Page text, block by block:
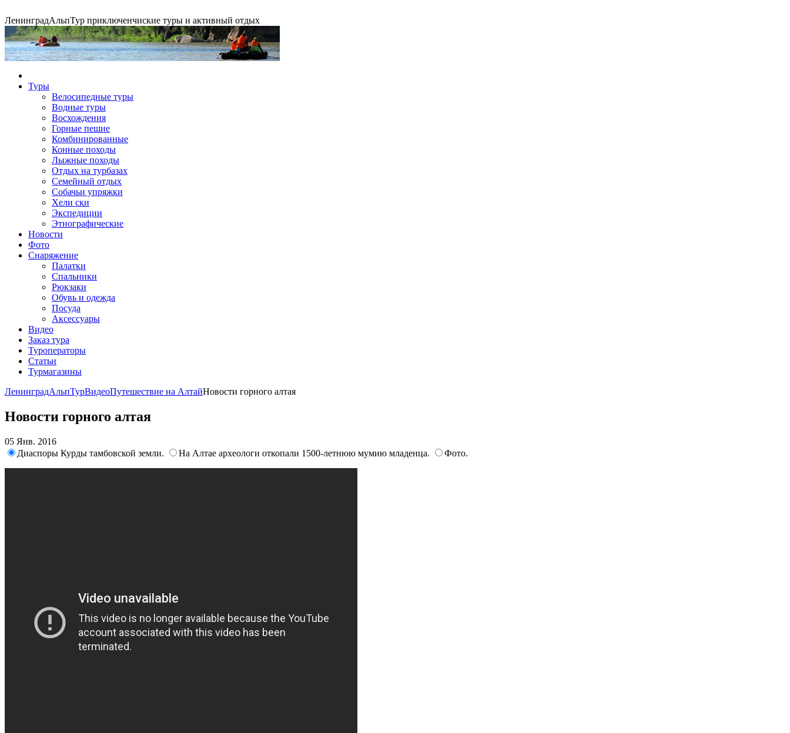
ЛенинградАльпТур приключенчиские туры и активный отдых
Экспедиция на упряжках
Горные экспедиции
Туры
Велосипедные туры
Водные туры
Восхождения
Горные пешие
Комбинированные
Конные походы
Лыжные походы
Отдых на турбазах
Семейный отдых
Собачьи упряжки
Хели ски
Экспедиции
Этнографические
Новости
Фото
Снаряжение
Палатки
Спальники
Рюкзаки
Обувь и одежда
Посуда
Аксессуары
Видео
Заказ тура
Туроператоры
Статьи
Турмагазины
ЛенинградАльпТурВидеоПутешествие на АлтайНовости горного алтая
Новости горного алтая
05 Янв. 2016
Диаспоры Курды тамбовской земли.
На Алтае археологи откопали 1500-летнюю мумию младенца. Фото.